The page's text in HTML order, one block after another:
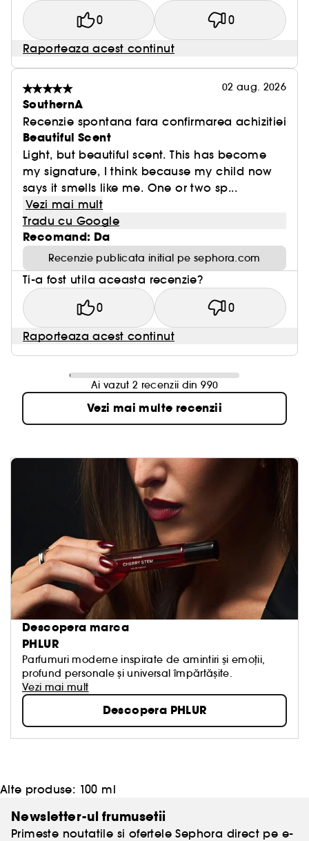
0 0
Raporteaza acest continut
02 aug. 2026
SouthernA
Recenzie spontana fara confirmarea achizitiei
Beautiful Scent
Light, but beautiful scent. This has become
my signature, I think because my child now
says it smells like me. One or two sp...
Vezi mai mult
Tradu cu Google
Recomand: Da
Recenzie publicata initial pe sephora.com
Ti-a fost utila aceasta recenzie?
0 0
Raporteaza acest continut
Ai vazut 2 recenzii din 990
Vezi mai multe recenzii
Descopera marca
PHLUR
Parfumuri moderne inspirate de amintiri și emoții,
profund personale și universal împărtășite.
Vezi mai mult
Descopera PHLUR
Alte produse: 100 ml
Newsletter-ul frumusetii
Primeste noutatile si ofertele Sephora direct pe e-